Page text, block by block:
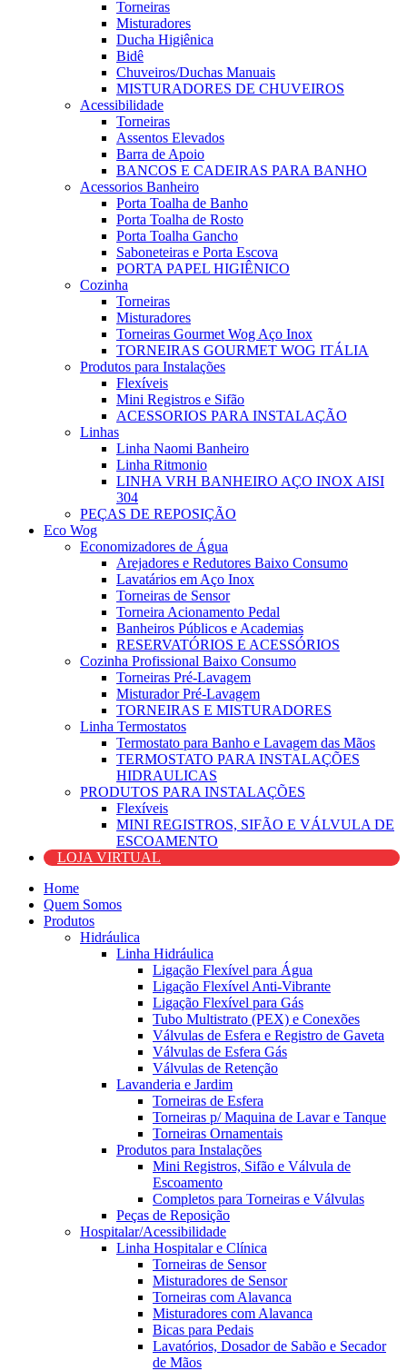
Torneiras
Misturadores
Ducha Higiênica
Bidê
Chuveiros/Duchas Manuais
MISTURADORES DE CHUVEIROS
Acessibilidade
Torneiras
Assentos Elevados
Barra de Apoio
BANCOS E CADEIRAS PARA BANHO
Acessorios Banheiro
Porta Toalha de Banho
Porta Toalha de Rosto
Porta Toalha Gancho
Saboneteiras e Porta Escova
PORTA PAPEL HIGIÊNICO
Cozinha
Torneiras
Misturadores
Torneiras Gourmet Wog Aço Inox
TORNEIRAS GOURMET WOG ITÁLIA
Produtos para Instalações
Flexíveis
Mini Registros e Sifão
ACESSORIOS PARA INSTALAÇÃO
Linhas
Linha Naomi Banheiro
Linha Ritmonio
LINHA VRH BANHEIRO AÇO INOX AISI
304
PEÇAS DE REPOSIÇÃO
Eco Wog
Economizadores de Água
Arejadores e Redutores Baixo Consumo
Lavatários em Aço Inox
Torneiras de Sensor
Torneira Acionamento Pedal
Banheiros Públicos e Academias
RESERVATÓRIOS E ACESSÓRIOS
Cozinha Profissional Baixo Consumo
Torneiras Pré-Lavagem
Misturador Pré-Lavagem
TORNEIRAS E MISTURADORES
Linha Termostatos
Termostato para Banho e Lavagem das Mãos
TERMOSTATO PARA INSTALAÇÕES
HIDRAULICAS
PRODUTOS PARA INSTALAÇÕES
Flexíveis
MINI REGISTROS, SIFÃO E VÁLVULA DE
ESCOAMENTO
LOJA VIRTUAL
Home
Quem Somos
Produtos
Hidráulica
Linha Hidráulica
Ligação Flexível para Água
Ligação Flexível Anti-Vibrante
Ligação Flexível para Gás
Tubo Multistrato (PEX) e Conexões
Válvulas de Esfera e Registro de Gaveta
Válvulas de Esfera Gás
Válvulas de Retenção
Lavanderia e Jardim
Torneiras de Esfera
Torneiras p/ Maquina de Lavar e Tanque
Torneiras Ornamentais
Produtos para Instalações
Mini Registros, Sifão e Válvula de
Escoamento
Completos para Torneiras e Válvulas
Peças de Reposição
Hospitalar/Acessibilidade
Linha Hospitalar e Clínica
Torneiras de Sensor
Misturadores de Sensor
Torneiras com Alavanca
Misturadores com Alavanca
Bicas para Pedais
Lavatórios, Dosador de Sabão e Secador
de Mãos